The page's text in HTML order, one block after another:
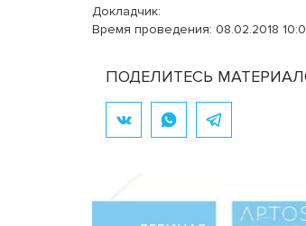
Докладчик:
Время проведения: 08.02.2018
ПОДЕЛИТЕСЬ